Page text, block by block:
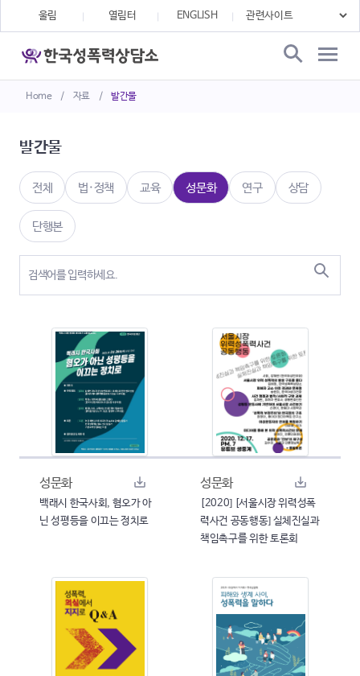
Home / 자료 / 발간물
울림 열림터 ENGLISH
발간물
전체 법·정책 교육 성문화 연구 상담
단행본
성문화
백래시 한국사회, 혐오가 아
닌 성평등을 이끄는 정치로
성문화
[2020] [서울시장 위력성폭
력사건 공동행동] 실체진실과
책임촉구를 위한 토론회